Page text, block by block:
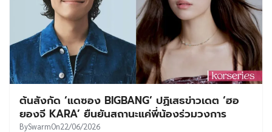
ต้นสังกัด ‘แดซอง BIGBANG’ ปฏิเสธข่าวเดต ‘ฮอ
ยองจี KARA’ ยืนยันสถานะแค่พี่น้องร่วมวงการ
BySwarmOn22/06/2026